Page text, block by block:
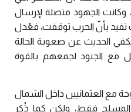
وكانت الجهود متصلة لإرسال
تفيد بأنّ الحرب توقفت، فعُدل
الحديث عن صعوبة الحالة
مع الجنود لجمعهم بالقوة
مع العثمانيين داخل الشمال
المسلح فقط، ولكن كما ذُكر